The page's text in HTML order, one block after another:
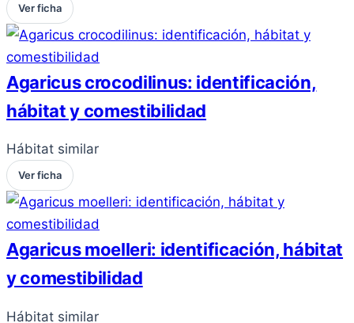
Ver ficha
Agaricus crocodilinus: identificación,
hábitat y comestibilidad
Hábitat similar
Ver ficha
Agaricus moelleri: identificación, hábitat
y comestibilidad
Hábitat similar